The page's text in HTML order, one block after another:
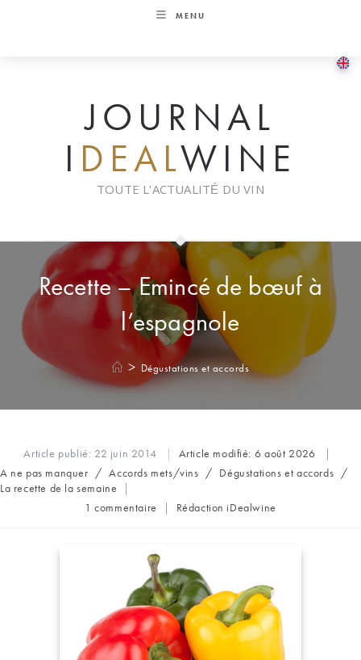
MENU
JOURNAL
I DEALWINE
TOUTE L'ACTUALITÉ DU VIN
Recette – Emincé de bœuf à
l’espagnole
> Dégustations et accords
Article publié: 22 juin 2014 Article modifié: 6 août 2026
Post
category:
A ne pas manquer / Accords mets/vins / Dégustations et accords /
La recette de la semaine
Commentaires
1 commentaire
Auteur/autrice
Rédaction iDealwine